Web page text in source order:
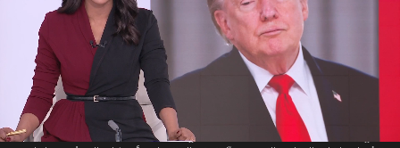
00:12 /54:24
هل تنجح مجموعة السبع في تمرير اتفاق أميركا
وإيران المرتقب؟
54:23 أخبار
أخبار الشرق
تشهد الساحة الدولية تحركات دبلوماسية مكثفة مع انطلاق قمة السبع، حيث
تطغى الملفات الإقليمية ومستجدات الاتفاق المرتقب لإنهاء الأزمة العسكرية
في المنطقة باستضافة سويسرية، والذي تعقبه مفاوضات تقنية معقدة